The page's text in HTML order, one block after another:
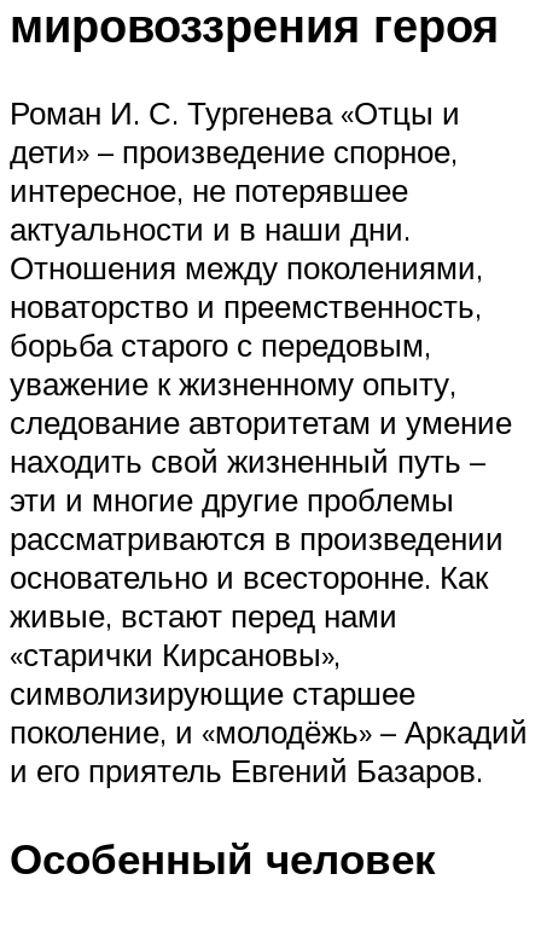
мировоззрения героя
Роман И. С. Тургенева «Отцы и
дети» – произведение спорное,
интересное, не потерявшее
актуальности и в наши дни.
Отношения между поколениями,
новаторство и преемственность,
борьба старого с передовым,
уважение к жизненному опыту,
следование авторитетам и умение
находить свой жизненный путь –
эти и многие другие проблемы
рассматриваются в произведении
основательно и всесторонне. Как
живые, встают перед нами
«старички Кирсановы»,
символизирующие старшее
поколение, и «молодёжь» – Аркадий
и его приятель Евгений Базаров.
Особенный человек